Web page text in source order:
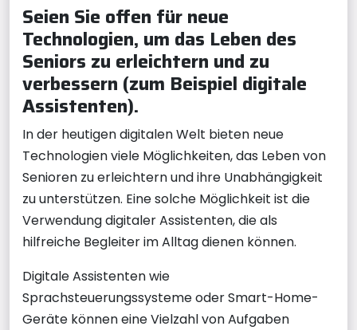
Seien Sie offen für neue
Technologien, um das Leben des
Seniors zu erleichtern und zu
verbessern (zum Beispiel digitale
Assistenten).
In der heutigen digitalen Welt bieten neue
Technologien viele Möglichkeiten, das Leben von
Senioren zu erleichtern und ihre Unabhängigkeit
zu unterstützen. Eine solche Möglichkeit ist die
Verwendung digitaler Assistenten, die als
hilfreiche Begleiter im Alltag dienen können.
Digitale Assistenten wie
Sprachsteuerungssysteme oder Smart-Home-
Geräte können eine Vielzahl von Aufgaben